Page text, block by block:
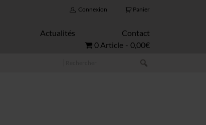
Connexion Panier
Contact
Actualités
0 Article
0,00€
Rechercher